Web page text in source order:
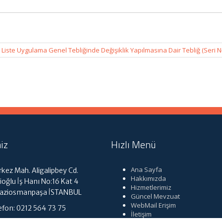
Liste Uygulama Genel Tebliğinde Değişiklik Yapılmasına Dair Tebliğ (Seri
Mah. Aligalipbey Cd.
İş Hanı No:16 Kat 4
İSTANBUL
0212 564 73 75
Hızlı Menü
Ana Sayfa
Hakkımızda
Hizmetlerimiz
Güncel Mevzuat
WebMail Erişim
İletişim